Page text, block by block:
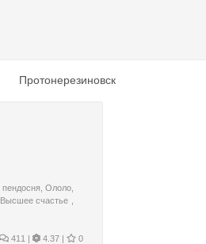
Протонерезиновск
пендосня ,Ололо
Высшее счастье
411 | 4.37 | 0